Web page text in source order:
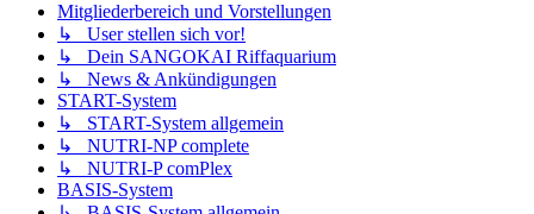
Mitgliederbereich und Vorstellungen
↳ User stellen sich vor!
↳ Dein SANGOKAI Riffaquarium
↳ News & Ankündigungen
START-System
↳ START-System allgemein
↳ NUTRI-NP complete
↳ NUTRI-P comPlex
BASIS-System